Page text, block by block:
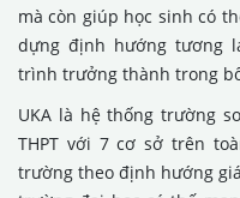
mà còn giúp học sinh có
dựng định hướng tương
trình trưởng thành trong
UKA là hệ thống trường
THPT với 7 cơ sở trên
trường theo định hướng